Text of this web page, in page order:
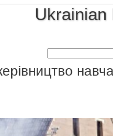
Ukrainian